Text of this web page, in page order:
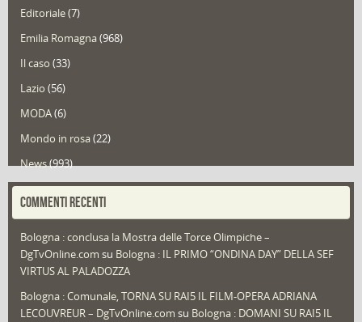
Editoriale(7)
Emilia Romagna(968)
Il caso (33)
Lazio (56)
MODA(6)
Mondo in rosa(22)
News(993)
Portfolio(1)
Redazioni(1.049)
Speciali (22)
Sport
That's Bologna Magazine(25)
COMMENTI RECENTI
Bologna : conclusa la Mostra delle Torce Olimpiche –
DgTvOnline.com su Bologna : IL PRIMO “ONDINA DAY” DELLA SEF
VIRTUS AL PALADOZZA
Bologna : Comunale, TORNA SU RAI5 IL FILM-OPERA ADRIANA
LECOUVREUR – DgTvOnline.com su Bologna : DOMANI SU RAI5 IL